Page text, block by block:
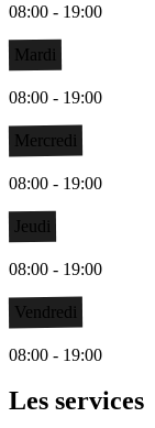
08:00 - 19:00
Mardi
08:00 - 19:00
Mercredi
08:00 - 19:00
Jeudi
08:00 - 19:00
Vendredi
08:00 - 19:00
Les services